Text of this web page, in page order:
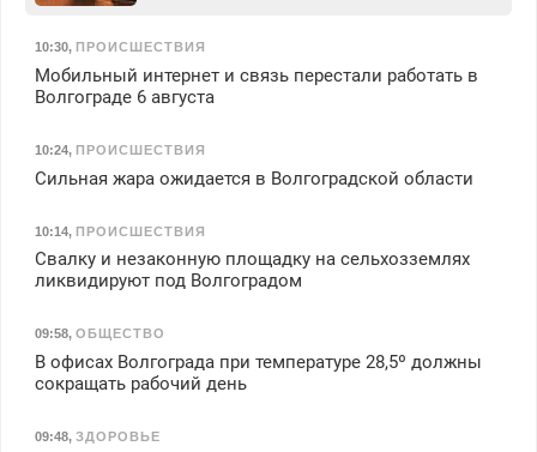
10:30, ПРОИСШЕСТВИЯ
Мобильный интернет и связь перестали работать в
Волгограде 6 августа
10:24, ПРОИСШЕСТВИЯ
Сильная жара ожидается в Волгоградской области
10:14, ПРОИСШЕСТВИЯ
Свалку и незаконную площадку на сельхозземлях
ликвидируют под Волгоградом
09:58, ОБЩЕСТВО
В офисах Волгограда при температуре 28,5º должны
сокращать рабочий день
09:48, ЗДОРОВЬЕ